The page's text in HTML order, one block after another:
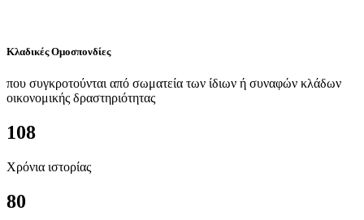
Κλαδικές Ομοσπονδίες
που συγκροτούνται από σωματεία των ίδιων ή συναφών κλάδων
οικονομικής δραστηριότητας
108
Χρόνια ιστορίας
80